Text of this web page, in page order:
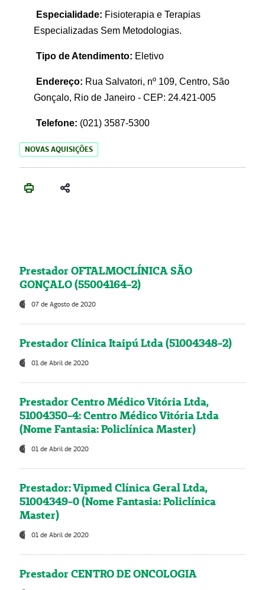
Especialidade: Fisioterapia e Terapias
Especializadas Sem Metodologias.
Tipo de Atendimento: Eletivo
Endereço: Rua Salvatori, nº 109, Centro, São
Gonçalo, Rio de Janeiro - CEP: 24.421-005
Telefone: (021) 3587-5300
NOVAS AQUISIÇÕES
Prestador OFTALMOCLÍNICA SÃO
GONÇALO (55004164-2)
07 de Agosto de 2020
Prestador Clínica Itaipú Ltda (51004348-2)
01 de Abril de 2020
Prestador Centro Médico Vitória Ltda,
51004350-4: Centro Médico Vitória Ltda
(Nome Fantasia: Policlínica Master)
01 de Abril de 2020
Prestador: Vipmed Clínica Geral Ltda,
51004349-0 (Nome Fantasia: Policlínica
Master)
01 de Abril de 2020
Prestador CENTRO DE ONCOLOGIA